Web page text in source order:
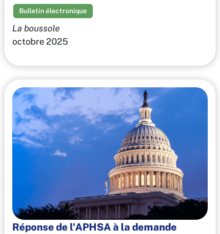
Bulletin électronique
La boussole
octobre 2025
Réponse de l'APHSA à la demande